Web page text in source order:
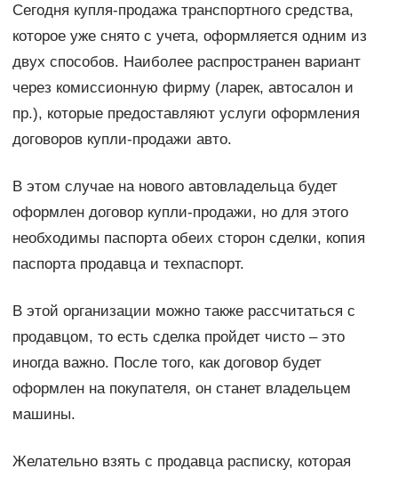
Сегодня купля-продажа транспортного средства,
которое уже снято с учета, оформляется одним из
двух способов. Наиболее распространен вариант
через комиссионную фирму (ларек, автосалон и
пр.), которые предоставляют услуги оформления
договоров купли-продажи авто.
В этом случае на нового автовладельца будет
оформлен договор купли-продажи, но для этого
необходимы паспорта обеих сторон сделки, копия
паспорта продавца и техпаспорт.
В этой организации можно также рассчитаться с
продавцом, то есть сделка пройдет чисто – это
иногда важно. После того, как договор будет
оформлен на покупателя, он станет владельцем
машины.
Желательно взять с продавца расписку, которая